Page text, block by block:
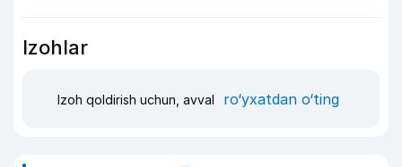
Izohlar
Izoh qoldirish uchun, avval ro‘yxatdan o‘ting